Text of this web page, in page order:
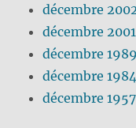
décembre
décembre 2001
décembre 1989
décembre 1984
décembre 1957